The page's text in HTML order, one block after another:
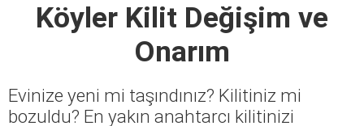
Köyler Kilit Değişim ve
Onarım
Evinize yeni mi taşındınız? Kilitiniz mi
bozuldu? En yakın anahtarcı kilitinizi